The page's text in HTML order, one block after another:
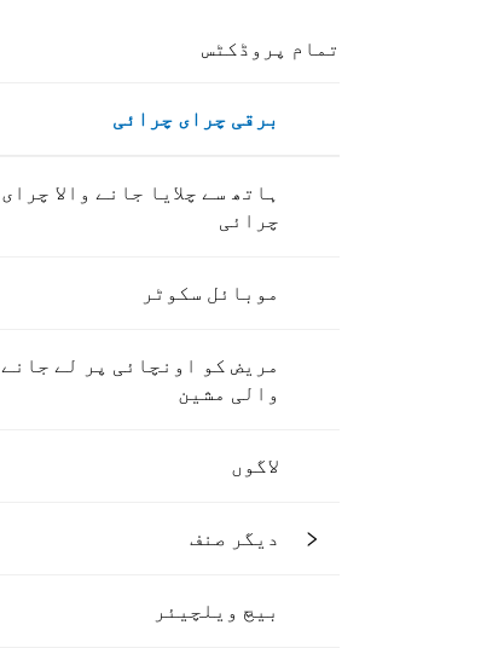
تمام پروڈکٹس
برقی چرای چرائی
ہاتھ سے چلایا جانے والا چرای
چرائی
موبائل سکوٹر
مریض کو اونچائی پر لے جانے
والی مشین
لاگوں
دیگر صنف
بیچ ویلچیئر